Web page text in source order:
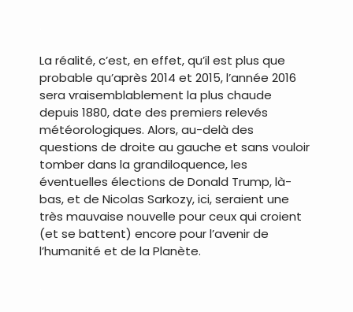
La réalité, c’est, en effet, qu’il est plus que
probable qu’après 2014 et 2015, l’année 2016
sera vraisemblablement la plus chaude
depuis 1880, date des premiers relevés
météorologiques. Alors, au-delà des
questions de droite au gauche et sans vouloir
tomber dans la grandiloquence, les
éventuelles élections de Donald Trump, là-
bas, et de Nicolas Sarkozy, ici, seraient une
très mauvaise nouvelle pour ceux qui croient
(et se battent) encore pour l’avenir de
l’humanité et de la Planète.